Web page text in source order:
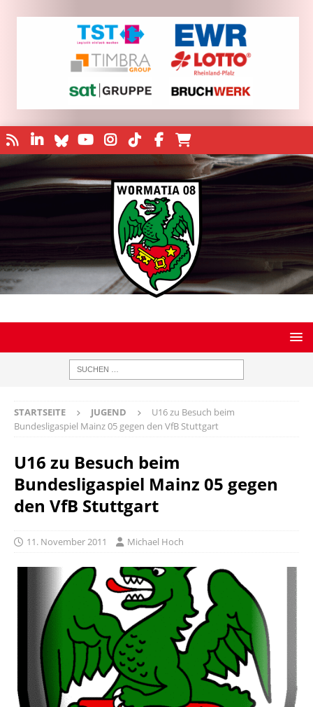
STARTSEITE JUGEND
U16 zu Besuch beim
Bundesligaspiel Mainz 05 gegen den VfB Stuttgart
U16 zu Besuch beim
Bundesligaspiel Mainz 05 gegen
den VfB Stuttgart
11. November 2011 Michael Hoch